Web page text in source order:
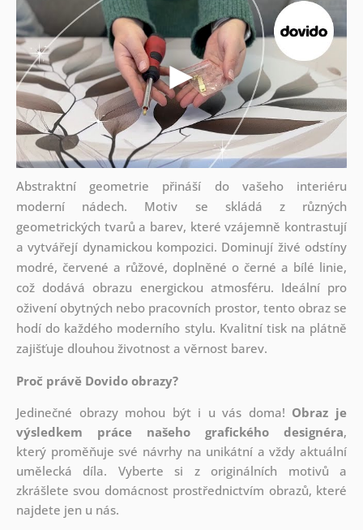
Abstraktní geometrie přináší do vašeho interiéru
moderní nádech. Motiv se skládá z různých
geometrických tvarů a barev, které vzájemně kontrastují
a vytvářejí dynamickou kompozici. Dominují živé odstíny
modré, červené a růžové, doplněné o černé a bílé linie,
což dodává obrazu energickou atmosféru. Ideální pro
oživení obytných nebo pracovních prostor, tento obraz se
hodí do každého moderního stylu. Kvalitní tisk na plátně
zajišťuje dlouhou životnost a věrnost barev.
Proč právě Dovido obrazy?
Jedinečné obrazy mohou být i u vás doma! Obraz je
výsledkem práce našeho grafického designéra,
který proměňuje své návrhy na unikátní a vždy aktuální
umělecká díla. Vyberte si z originálních motivů a
zkrášlete svou domácnost prostřednictvím obrazů, které
najdete jen u nás.